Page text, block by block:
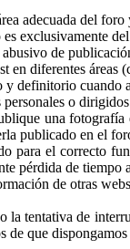
adecuada del
exclusivamente
de
en diferentes áreas
definitorio cuando
personales o
una
publicado en el
para el correcto
pérdida de tiempo
de otras
la tentativa de
de que